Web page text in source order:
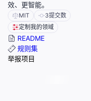
效、更智能。
MIT 3提交数
定制我的领域
README
规则集
举报项目